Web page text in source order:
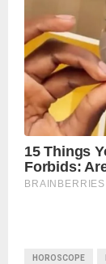
HOROSCOPE